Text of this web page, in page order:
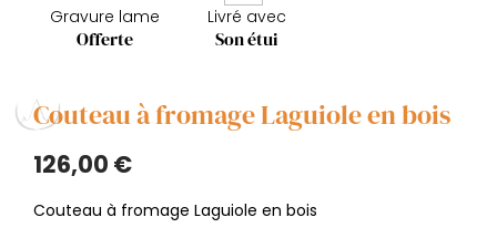
Gravure lame
Offerte
Livré avec
Son étui
Couteau à fromage Laguiole en bois
126,00 €
Couteau à fromage Laguiole en bois